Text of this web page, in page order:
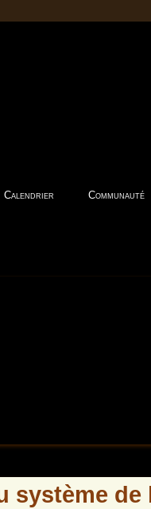
Calendrier Communauté
système